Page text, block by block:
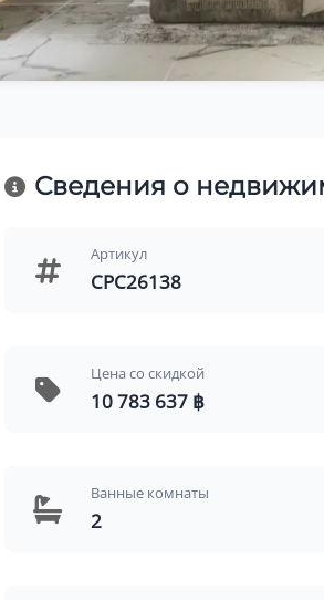
Сведения о
Артикул
CPC26138
Цена со скидкой
10 783 637 ฿
Ванные комнаты
2